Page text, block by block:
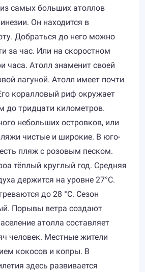
самых больших атоллов
Он находится в
Добраться до него можно
за час. Или на скоростном
часа. Атолл знаменит своей
лагуной. Атолл имеет почти
коралловый риф окружает
до тридцати километров.
небольших островков, или
чистые и широкие. В юго-
пляж с розовым песком.
тёплый круглый год. Средняя
держится на уровне 27°C.
до 28 °C. Сезон
Порывы ветра создают
атолла составляет
человек. Местные жители
кокосов и копры. В
здесь развивается